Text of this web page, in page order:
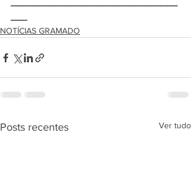
NOTÍCIAS GRAMADO
Posts recentes Ver tudo